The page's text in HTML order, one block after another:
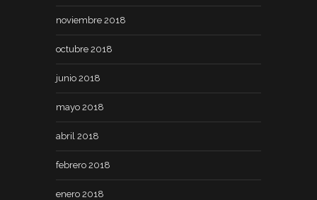
noviembre 2018
octubre 2018
junio 2018
mayo 2018
abril 2018
febrero 2018
enero 2018